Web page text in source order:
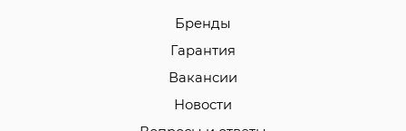
Бренды
Гарантия
Вакансии
Новости